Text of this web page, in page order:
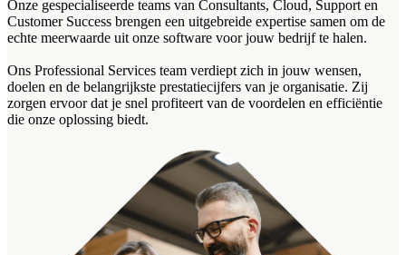
Onze gespecialiseerde teams van Consultants, Cloud, Support en
Customer Success brengen een uitgebreide expertise samen om de
echte meerwaarde uit onze software voor jouw bedrijf te halen.
Ons Professional Services team verdiept zich in jouw wensen,
doelen en de belangrijkste prestatiecijfers van je organisatie. Zij
zorgen ervoor dat je snel profiteert van de voordelen en efficiëntie
die onze oplossing biedt.